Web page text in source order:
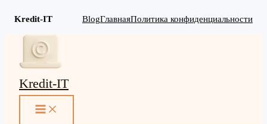
Kredit-IT BlogГлавнаяПолитика конфиденциальности
Перейти
содержимому
Kredit-IT
MAIN